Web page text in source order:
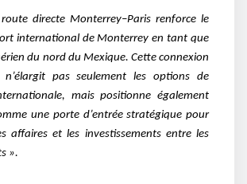
directe Monterrey–Paris renforce le
international de Monterrey en tant que
du nord du Mexique. Cette connexion
n’élargit pas seulement les options de
mais positionne également
une porte d’entrée stratégique pour
affaires et les investissements entre les
».